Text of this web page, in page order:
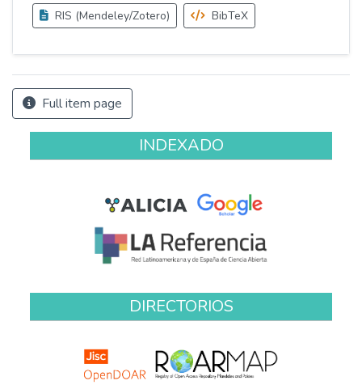
RIS (Mendeley/Zotero)
BibTeX
Full item page
INDEXADO
DIRECTORIOS